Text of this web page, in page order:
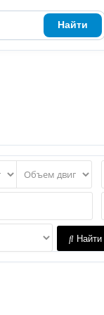
Найти
Найти